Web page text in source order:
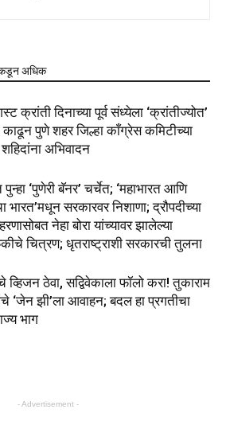
अधिक
क्रांती दिनाच्या पूर्व संध्येला ‘क्रांतीज्योत’
काढून पुणे शहर जिल्हा काँग्रेस कमिटीच्या
अभिवादन
पुन्हा ‘पुणेरी बॅनर’ चर्चेत; ‘महाभारत आणि
सरकारवर निशाणा; द्रौपदीच्या
नेहा बोरा यांच्यावर झालेल्या
चित्रण; धृतराष्ट्राशी सरकारची तुलना
व्हिजन ठेवा, सद्विवेकाला फॉलो करा! तुकाराम
‘जेन झी’ला आवाहन; बदल हा प्रगतीचा
भाग
- Advertisement -